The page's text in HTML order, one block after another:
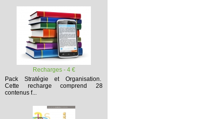
Recharges - 4 €
Pack Stratégie et Organisation.
Cette recharge comprend 28
contenus f...